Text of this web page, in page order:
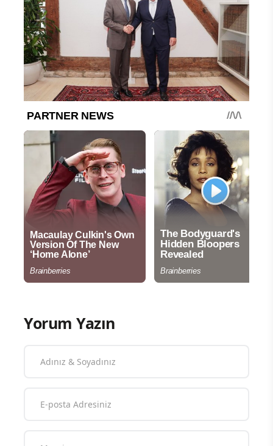
Yorum Yazın